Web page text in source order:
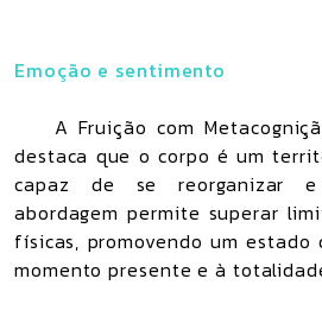
Emoção e sentimento
A Fruição com
destaca que o corpo é um
capaz de se reorganizar e
abordagem permite superar
físicas, promovendo um
momento presente e à